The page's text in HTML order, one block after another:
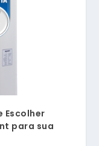
Escolher
para sua